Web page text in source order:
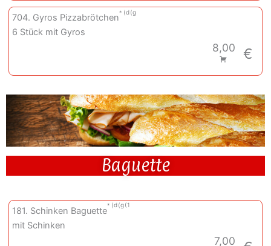
704. Gyros Pizzabrötchen
d g
6 Stück mit Gyros
8,00 €
Baguette
181. Schinken Baguette
d g 1
mit Schinken
7,00